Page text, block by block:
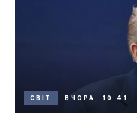
СВІТ ВЧОРА, 10:41